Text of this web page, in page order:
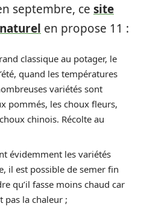
septembre, ce site
en propose 11 :
classique au potager, le
quand les températures
variétés sont
pommés, les choux fleurs,
chinois. Récolte au
évidemment les variétés
il est possible de semer fin
qu’il fasse moins chaud car
pas la chaleur ;